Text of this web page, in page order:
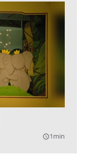
query_builder1min